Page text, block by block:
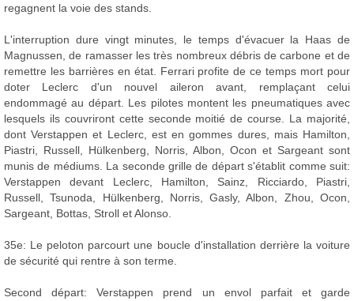
regagnent la voie des stands.
L'interruption dure vingt minutes, le temps d'évacuer la Haas de
Magnussen, de ramasser les très nombreux débris de carbone et de
remettre les barrières en état. Ferrari profite de ce temps mort pour
doter Leclerc d'un nouvel aileron avant, remplaçant celui
endommagé au départ. Les pilotes montent les pneumatiques avec
lesquels ils couvriront cette seconde moitié de course. La majorité,
dont Verstappen et Leclerc, est en gommes dures, mais Hamilton,
Piastri, Russell, Hülkenberg, Norris, Albon, Ocon et Sargeant sont
munis de médiums. La seconde grille de départ s'établit comme suit:
Verstappen devant Leclerc, Hamilton, Sainz, Ricciardo, Piastri,
Russell, Tsunoda, Hülkenberg, Norris, Gasly, Albon, Zhou, Ocon,
Sargeant, Bottas, Stroll et Alonso.
35e: Le peloton parcourt une boucle d'installation derrière la voiture
de sécurité qui rentre à son terme.
Second départ: Verstappen prend un envol parfait et garde